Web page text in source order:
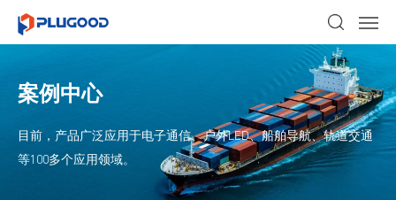
案例中心
目前，产品广泛应用于电子通信、户外LED、船舶导航、轨道交通
等100多个应用领域。